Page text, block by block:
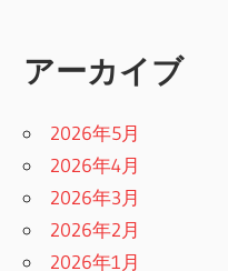
アーカイブ
2026年5月
2026年4月
2026年3月
2026年2月
2026年1月